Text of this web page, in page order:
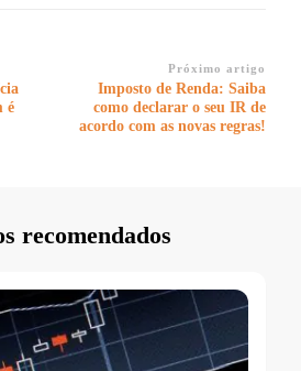
é
Próximo artigo
Imposto de Renda: Saiba
como declarar o seu IR de
acordo com as novas regras!
recomendados